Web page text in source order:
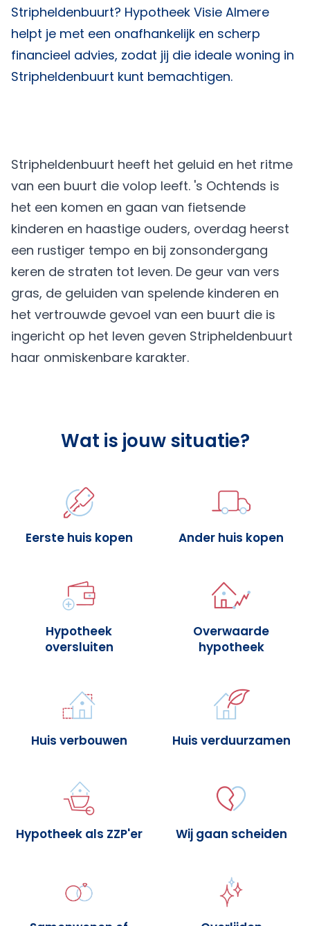
Stripheldenbuurt? Hypotheek Visie Almere
helpt je met een onafhankelijk en scherp
financieel advies, zodat jij die ideale woning in
Stripheldenbuurt kunt bemachtigen.
Stripheldenbuurt heeft het geluid en het ritme
van een buurt die volop leeft. 's Ochtends is
het een komen en gaan van fietsende
kinderen en haastige ouders, overdag heerst
een rustiger tempo en bij zonsondergang
keren de straten tot leven. De geur van vers
gras, de geluiden van spelende kinderen en
het vertrouwde gevoel van een buurt die is
ingericht op het leven geven Stripheldenbuurt
haar onmiskenbare karakter.
Wat is jouw situatie?
Eerste huis kopen Ander huis kopen
Hypotheek
oversluiten
Overwaarde
hypotheek
Huis verbouwen Huis verduurzamen
Hypotheek als ZZP'er Wij gaan scheiden